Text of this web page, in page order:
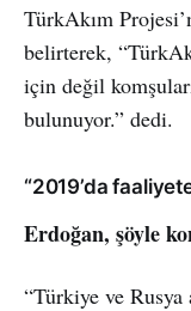
TürkAkım
belirterek,
için değil
bulunuyor.” dedi.
“2019’da
Erdoğan, şöyle
“Türkiye ve Rusya